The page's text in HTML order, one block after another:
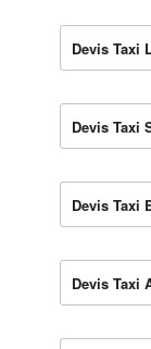
Devis Taxi
Devis Taxi
Devis Taxi
Devis Taxi